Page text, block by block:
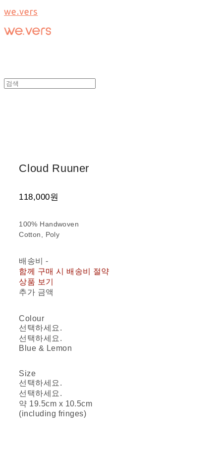
we.vers
Cloud Ruuner
118,000원
100% Handwoven
Cotton, Poly
배송비-
함께 구매 시 배송비 절약
상품 보기
추가 금액
Colour
선택하세요.
선택하세요.
Blue & Lemon
Size
선택하세요.
선택하세요.
약 19.5cm x 10.5cm
(including fringes)